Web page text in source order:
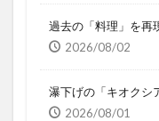
過去の「料理」を再
2026/08/02
瀑下げの「キオクシ
2026/08/01